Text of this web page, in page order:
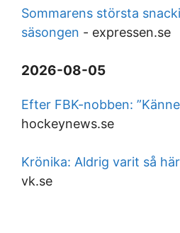
Sommarens största
säsongen - expressen.se
2026-08-05
Efter FBK-nobben:
hockeynews.se
Krönika: Aldrig varit så
vk.se